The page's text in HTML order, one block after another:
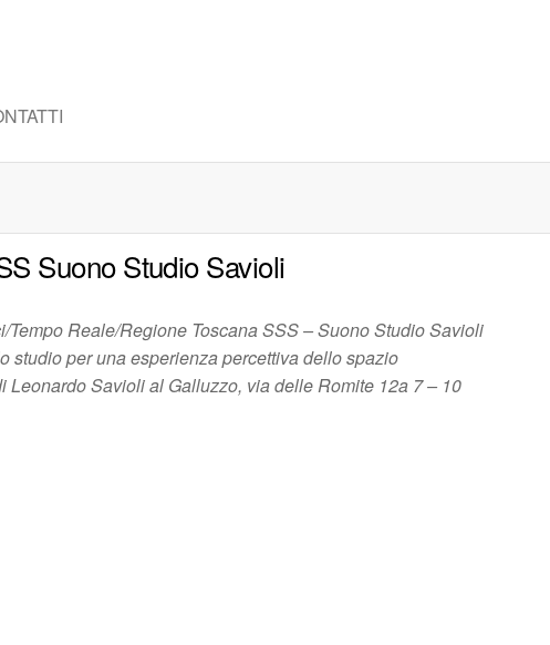
Suono Studio Savioli
Reale/Regione Toscana SSS – Suono Studio Savioli
studio per una esperienza percettiva dello spazio
Leonardo Savioli al Galluzzo, via delle Romite 12a 7 – 10